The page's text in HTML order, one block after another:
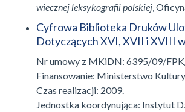
wiecznej leksykografii polskiej ,
Cyfrowa Biblioteka Druków
Dotyczących XVI, XVII i XVIII
Nr umowy z MKiDN: 6395/09/
Finansowanie: Ministerstwo
Czas realizacji: 2009.
Jednostka koordynująca: Instytut